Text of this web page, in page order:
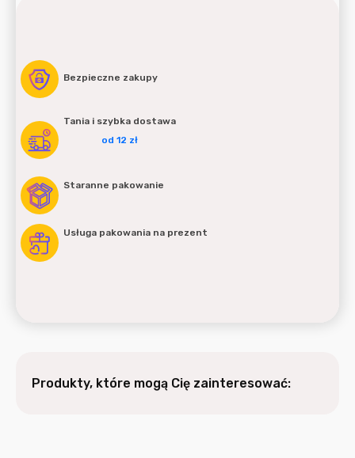
Bezpieczne zakupy
Tania i szybka dostawa
od 12 zł
Staranne pakowanie
Usługa pakowania na prezent
Produkty, które mogą Cię zainteresować: